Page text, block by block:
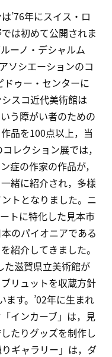
’76年にスイス・ロ
は初めて公開されま
ーノ・デシャルム
ソシエーションのコ
ゥー・センターに
スコ近代美術館は
う障がい者のための
品を100点以上，当
レクション展では，
症の作家の作品が，
緒に紹介され，多様
トとなりました。ニ
トに特化した見本市
のパイオニアである
紹介してきました。
た滋賀県立美術館が
リュットを収蔵方針
ます。’02年に生まれ
インカーブ」は，見
たりグッズを制作し
ギャラリー」は，ダ